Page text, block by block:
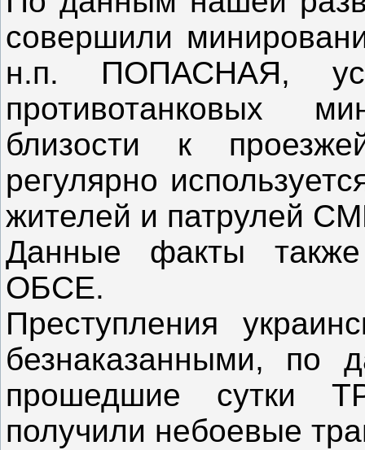
совершили
н.п. ПОПАСНАЯ,
противотанковых
близости к
регулярно
жителей и патрулей
Данные факты также
ОБСЕ.
Преступления
безнаказанными, по
прошедшие сутки
получили небоевые